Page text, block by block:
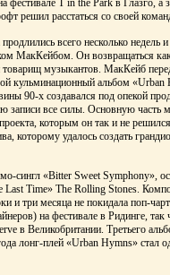
фестивале T in the Park в Глазго, а
решил расстаться со своей
всего несколько недель
МакКейбом. Он возвращаться
музыкантов. МакКейб
кульминационный альбом
90-х создавался под опекой
записи все силы. Основную часть
которым он так и не
которому удалось создать
сингл «Bitter Sweet Symphony»,
Time» The Rolling Stones.
и три месяца не покидала поп-
на фестивале в Ридинге,
в Великобритании. Третьего
лонг-плей «Urban Hymns» стал